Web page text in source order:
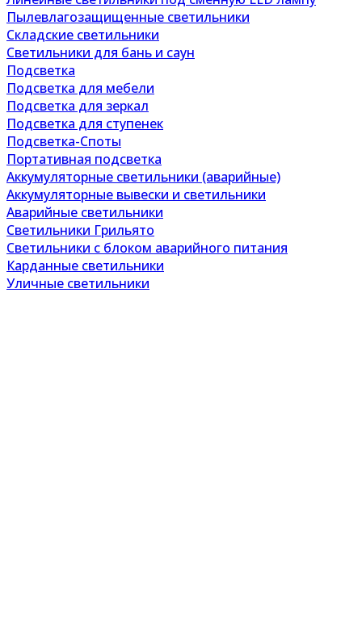
Пылевлагозащищенные светильники
Складские светильники
Светильники для бань и саун
Подсветка
Подсветка для мебели
Подсветка для зеркал
Подсветка для ступенек
Подсветка-Споты
Портативная подсветка
Аккумуляторные светильники (аварийные)
Аккумуляторные вывески и светильники
Аварийные светильники
Светильники Грильято
Светильники с блоком аварийного питания
Карданные светильники
Уличные светильники